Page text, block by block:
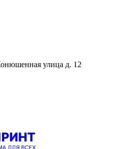
улица д. 12